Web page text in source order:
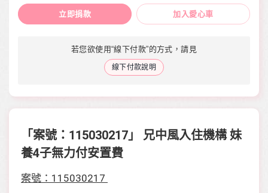
立即捐款 加入愛心車
若您欲使用“線下付款”的方式，請見
線下付款說明
「案號：115030217」 兄中風入住機構 妹
養4子無力付安置費
案號：115030217